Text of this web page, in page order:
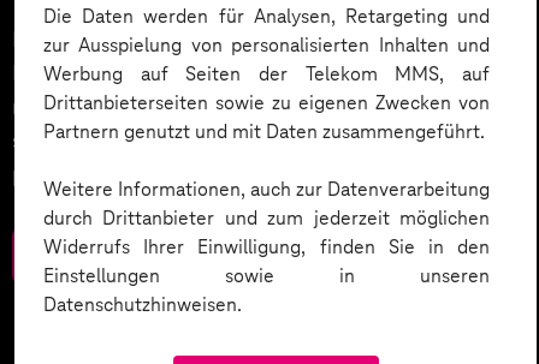
Die Daten werden für Analysen, Retargeting und
zur Ausspielung von personalisierten Inhalten und
Werbung auf Seiten der Telekom MMS, auf
Drittanbieterseiten sowie zu eigenen Zwecken von
Partnern genutzt und mit Daten zusammengeführt.
Weitere Informationen, auch zur Datenverarbeitung
durch Drittanbieter und zum jederzeit möglichen
Widerrufs Ihrer Einwilligung, finden Sie in den
Einstellungen sowie in unseren
Datenschutzhinweisen.
Datenschutz in KI-Projekten leicht gemacht:
Entdecken Sie 10 entscheidende Schritte, um
rechtliche Anforderungen zu erfüllen, Vertrauen zu
stärken und Innovation sicher zu gestalten – inklusive
praktischer Checkliste zum Download.
Zum Download